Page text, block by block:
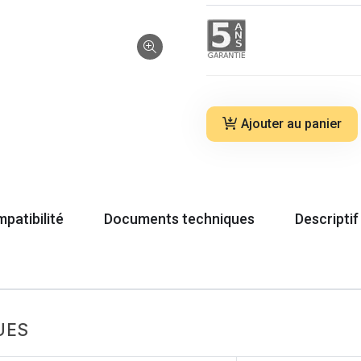
Ajouter au panier
Documents techniques Descriptif